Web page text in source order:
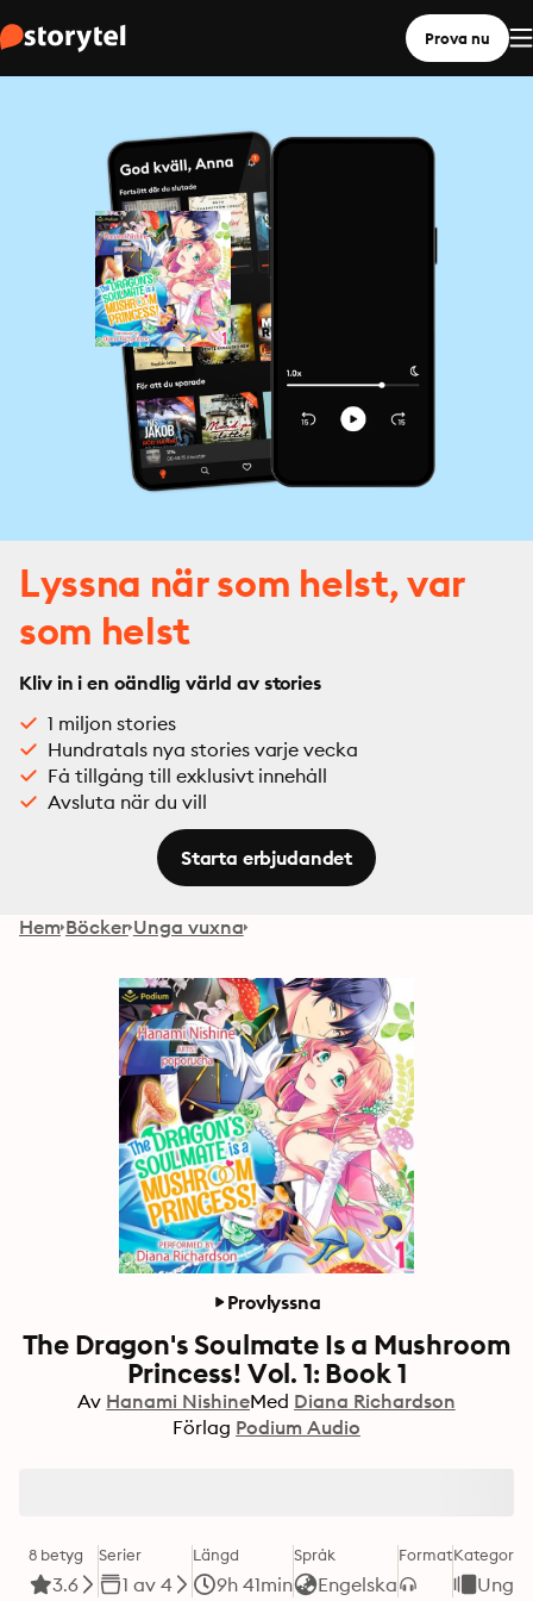
Prova nu
Lyssna när som helst, var
som helst
Kliv in i en oändlig värld av stories
1 miljon stories
Hundratals nya stories varje vecka
Få tillgång till exklusivt innehåll
Avsluta när du vill
Starta erbjudandet
Hem Böcker Unga vuxna
Provlyssna
The Dragon's Soulmate Is a Mushroom
Princess! Vol. 1: Book 1
Av Hanami NishineMed Diana Richardson
Förlag Podium Audio
8 betyg
3.6
Serier
1 av 4
Längd
9h 41min
Språk
Engelska
FormatKategori
Unga